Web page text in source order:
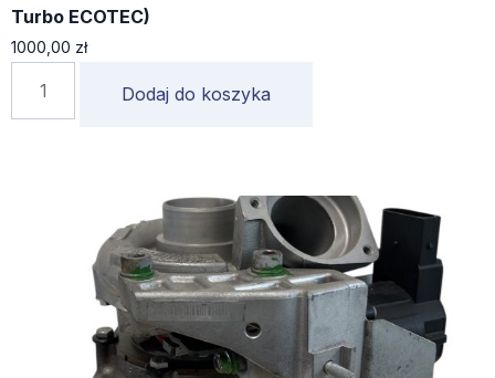
Turbo ECOTEC)
1000,00 zł
Dodaj do koszyka